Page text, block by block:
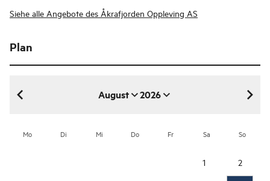
Siehe alle Angebote des Åkrafjorden Oppleving AS
Plan
August 2026
August 2026
Mo Di Mi Do Fr Sa So
1 2